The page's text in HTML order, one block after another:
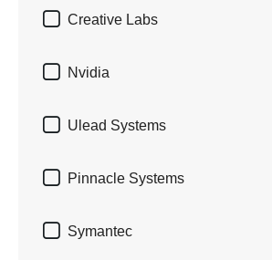
 Creative Labs
 Nvidia
 Ulead Systems
 Pinnacle Systems
 Symantec